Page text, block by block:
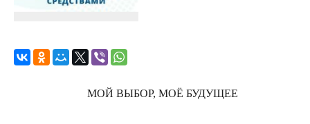
МОЙ ВЫБОР, МОЁ БУДУЩЕЕ